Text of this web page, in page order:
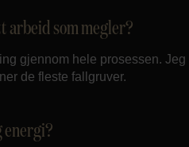
arbeid som megler?
gjennom hele prosessen. Jeg
de fleste fallgruver.
energi?